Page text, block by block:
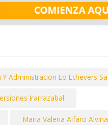
Administracion Lo Echevers Sa
Irarrazabal
Maria Valeria Alfaro Alvina